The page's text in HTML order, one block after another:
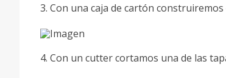
3. Con una caja de cartón
4. Con un cutter cortamos una de las